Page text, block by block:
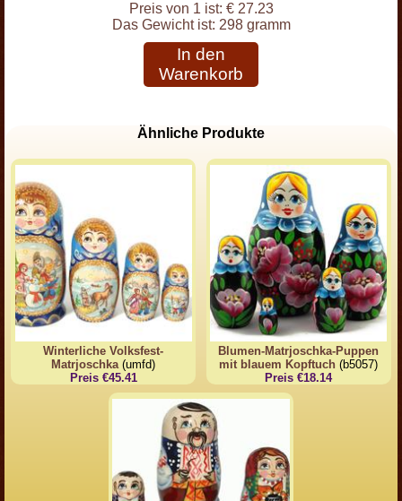
Preis von 1 ist: € 27.23
Das Gewicht ist: 298 gramm
In den
Warenkorb
Ähnliche Produkte
Winterliche Volksfest-
Matrjoschka(umfd)
Preis €45.41
Blumen-Matrjoschka-Puppen
mit blauem Kopftuch (b5057)
Preis €18.14